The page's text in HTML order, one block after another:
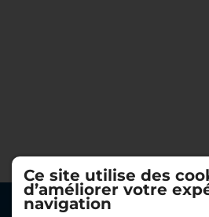
Ce site utilise des
d’améliorer votre
navigation